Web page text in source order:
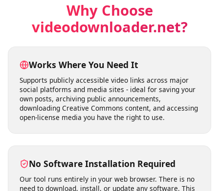
batasan ketat. Layanan selalu tersedia untuk
mengunduh video yang Anda perlukan.
Why Choose
videodownloader.net?
Works Where You Need It
social platforms and media sites - ideal for saving your
own posts, archiving public announcements,
downloading Creative Commons content, and accessing